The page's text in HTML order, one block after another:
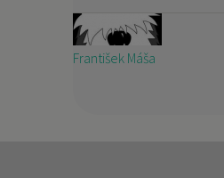
František Máša